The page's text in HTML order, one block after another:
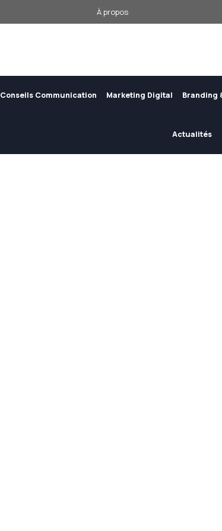
À propos
Conseils Communication Marketing Digital Branding
Actualités